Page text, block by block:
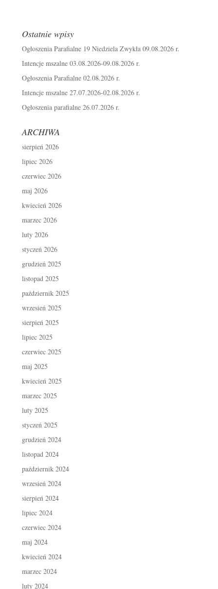
Ostatnie wpisy
Ogłoszenia Parafialne 19 Niedziela Zwykła 09.08.2026 r.
Intencje mszalne 03.08.2026-09.08.2026 r.
Ogłoszenia Parafialne 02.08.2026 r.
Intencje mszalne 27.07.2026-02.08.2026 r.
Ogłoszenia parafialne 26.07.2026 r.
ARCHIWA
sierpień 2026
lipiec 2026
czerwiec 2026
maj 2026
kwiecień 2026
marzec 2026
luty 2026
styczeń 2026
grudzień 2025
listopad 2025
październik 2025
wrzesień 2025
sierpień 2025
lipiec 2025
czerwiec 2025
maj 2025
kwiecień 2025
marzec 2025
luty 2025
styczeń 2025
grudzień 2024
listopad 2024
październik 2024
wrzesień 2024
sierpień 2024
lipiec 2024
czerwiec 2024
maj 2024
kwiecień 2024
marzec 2024
luty 2024